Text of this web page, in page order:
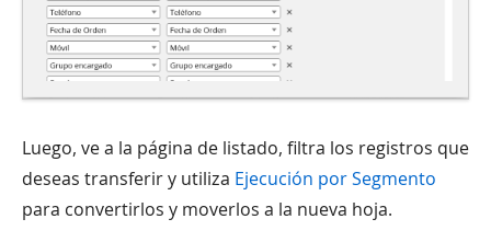
Luego, ve a la página de listado, filtra los registros que
deseas transferir y utiliza Ejecución por Segmento
para convertirlos y moverlos a la nueva hoja.